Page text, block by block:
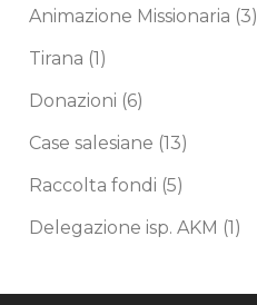
Animazione Missionaria (3)
Tirana (1)
Donazioni (6)
Case salesiane (13)
Raccolta fondi (5)
Delegazione isp. AKM (1)